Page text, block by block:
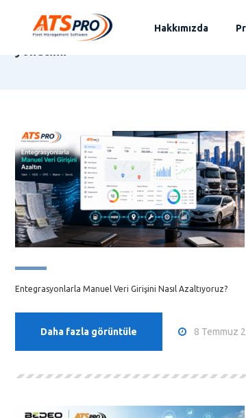
Hakkımızda
kurumsal filo
Entegrasyonlarla Manuel Veri Girişini Nasıl Azaltıyoruz?
Daha fazla görüntüle 8 Temmuz